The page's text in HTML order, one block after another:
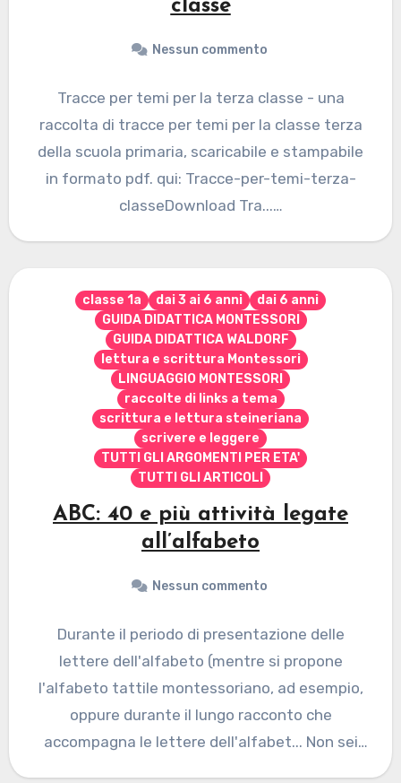
classe
Nessun commento
Tracce per temi per la terza classe - una
raccolta di tracce per temi per la classe terza
della scuola primaria, scaricabile e stampabile
in formato pdf. qui: Tracce-per-temi-terza-
classeDownload Tra...…
classe 1a dai 3 ai 6 anni
dai 6 anni
GUIDA DIDATTICA MONTESSORI
GUIDA DIDATTICA WALDORF
lettura e scrittura Montessori
LINGUAGGIO MONTESSORI
raccolte di links a tema
scrittura e lettura steineriana
scrivere e leggere
TUTTI GLI ARGOMENTI PER ETA'
TUTTI GLI ARTICOLI
ABC: 40 e più attività legate
all’alfabeto
Nessun commento
Durante il periodo di presentazione delle
lettere dell'alfabeto (mentre si propone
l'alfabeto tattile montessoriano, ad esempio,
oppure durante il lungo racconto che
accompagna le lettere dell'alfabet... Non sei